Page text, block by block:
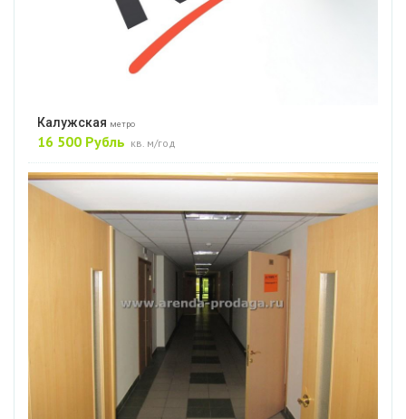
Калужская метро
16 500 Рубль кв. м/год